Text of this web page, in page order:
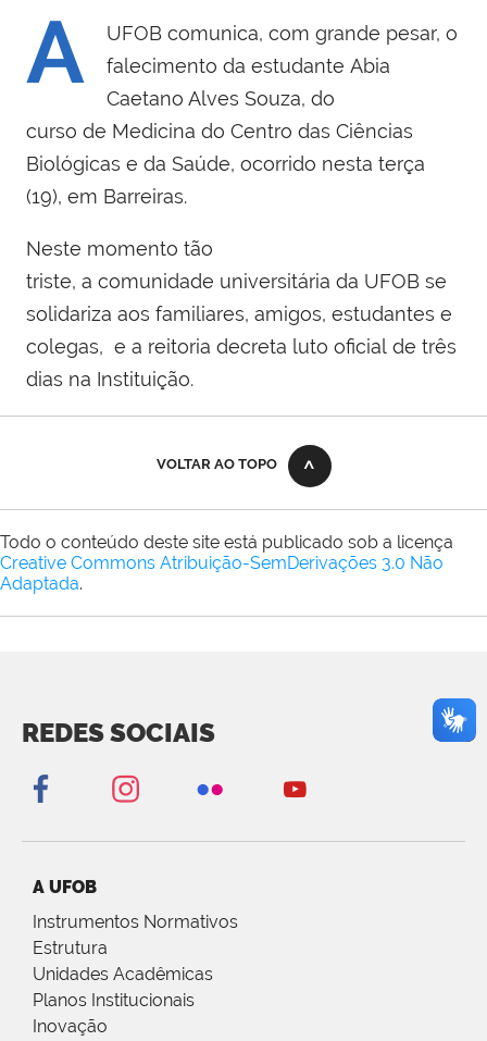
A
UFOB comunica, com grande pesar, o
falecimento da estudante Abia
Caetano Alves Souza, do
curso de Medicina do Centro das Ciências
Biológicas e da Saúde, ocorrido nesta terça
(19), em Barreiras.
Neste momento tão
triste, a comunidade universitária da UFOB se
solidariza aos familiares, amigos, estudantes e
colegas, e a reitoria decreta luto oficial de três
dias na Instituição.
VOLTAR AO TOPO
Todo o conteúdo deste site está publicado sob a licença
Creative Commons Atribuição-SemDerivações 3.0 Não
Adaptada.
REDES SOCIAIS
A UFOB
Instrumentos Normativos
Estrutura
Unidades Acadêmicas
Planos Institucionais
Inovação